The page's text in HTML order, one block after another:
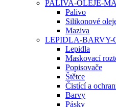
PALIVA-OLEJE-
Palivo
Silikonové
Maziva
LEPIDLA-BARVY-
Lepidla
Maskovací
Popisovače
Štětce
Čistící a
Barvy
Pásky